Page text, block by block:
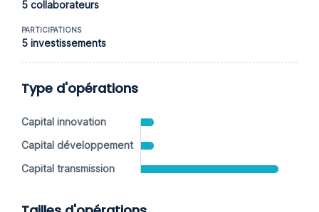
5 collaborateurs
PARTICIPATIONS
5 investissements
Type d'opérations
Capital innovation
Capital développement
Capital transmission